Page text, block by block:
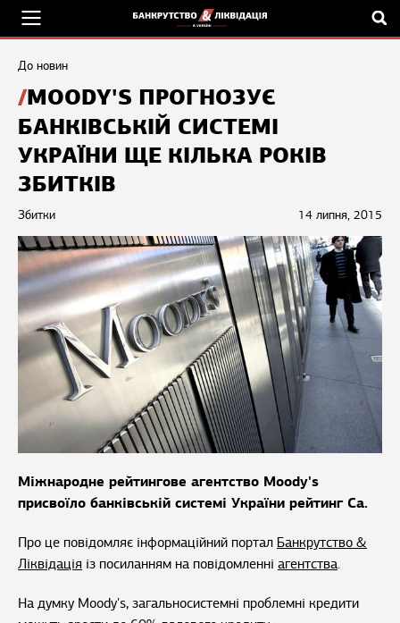
До новин
MOODY'S ПРОГНОЗУЄ
БАНКІВСЬКІЙ СИСТЕМІ
УКРАЇНИ ЩЕ КІЛЬКА РОКІВ
ЗБИТКІВ
14 липня, 2015
Збитки
Міжнародне рейтингове агентство Moody's
присвоїло банківській системі України рейтинг Са.
Про це повідомляє інформаційний портал Банкрутство &
Ліквідація із посиланням на повідомленні агентства.
На думку Moody's, загальносистемні проблемні кредити